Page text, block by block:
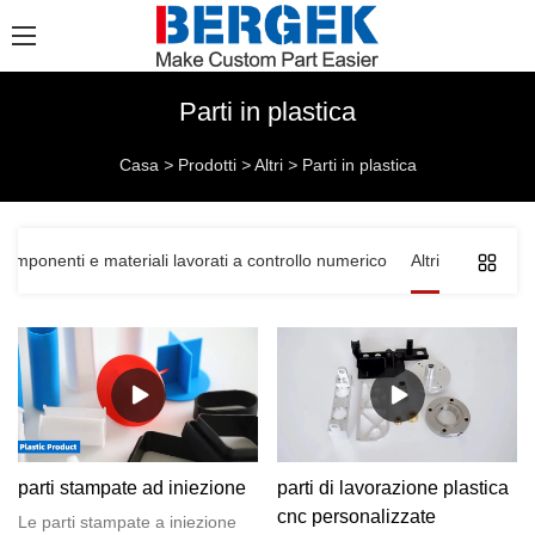
Parti in plastica
Casa > Prodotti > Altri > Parti in plastica
e materiali lavorati a controllo numerico Altri
parti stampate ad iniezione
Le parti stampate a iniezione
parti di lavorazione plastica
cnc personalizzate